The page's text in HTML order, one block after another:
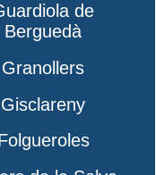
de
Berguedà
Granollers
Gisclareny